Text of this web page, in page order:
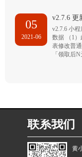
05
2021-06
v2.7.6 更
v2.7.6 小
数据 （1
表修改普
「领取后
联系我们
黄